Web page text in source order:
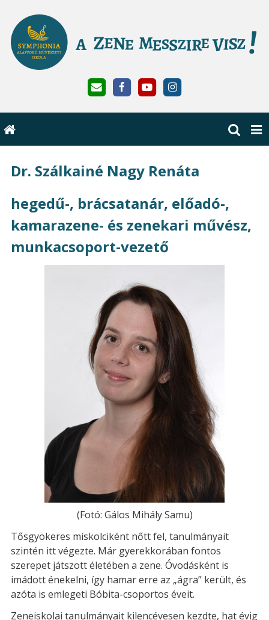
Dr. Szálkainé Nagy Renáta
hegedű-, brácsatanár, előadó-,
kamarazene- és zenekari művész,
munkacsoport-vezető
(Fotó: Gálos Mihály Samu)
Tősgyökeres miskolciként nőtt fel, tanulmányait
szintén itt végezte. Már gyerekkorában fontos
szerepet játszott életében a zene. Óvodásként is
imádott énekelni, így hamar erre az „ágra” került, és
azóta is emlegeti Bóbita-csoportos éveit.
Zeneiskolai tanulmányait kilencévesen kezdte, hat évig